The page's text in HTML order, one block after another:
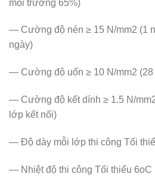
môi trường 65%)
— Cường độ nén ≥ 15 N/mm2 (1
ngày)
— Cường độ uốn ≥ 10 N/mm2 (28
— Cường độ kết dính ≥ 1.5 N/
lớp kết nối)
— Độ dày mỗi lớp thi công Tối
— Nhiệt độ thi công Tối thiểu 6oC